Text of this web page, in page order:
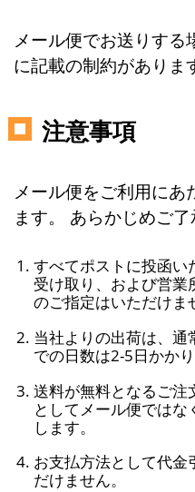
メール便でお送りする
に記載の制約がありま
注意事項
メール便をご利用にあ
ます。 あらかじめご了
すべてポストに投函い
受け取り、および営
のご指定はいただけま
当社よりの出荷は、通
での日数は2-5日かかり
送料が無料となるご注
としてメール便では
します。
お支払方法として代金
だけません。